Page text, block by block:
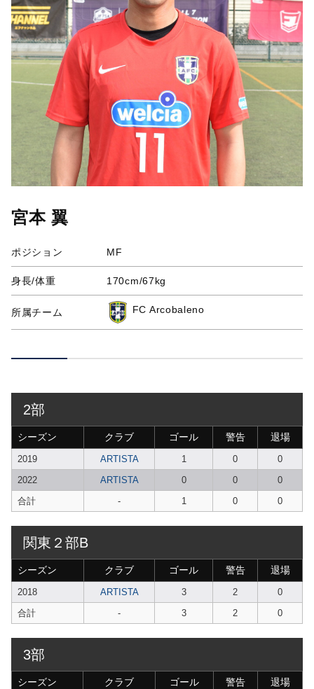
宮本 翼
ポジション MF
身長/体重 170cm/67kg
所属チーム FC Arcobaleno
2部
シーズン クラブ ゴール 警告 退場
2019 ARTISTA 1 0
0
2022
ARTISTA 0 0
0
合計
- 1 0 0
関東２部B
シーズン クラブ ゴール 警告 退場
2018 ARTISTA 3 2
0
合計
- 3 2 0
3部
シーズン クラブ ゴール 警告 退場